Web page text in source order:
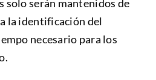
solo serán mantenidos de
la identificación del
necesario para los